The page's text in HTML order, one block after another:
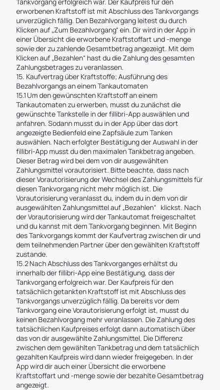
erworbenen Kraftstoff ist mit Abschluss des Tankvorgangs
unverzüglich fällig. Den Bezahlvorgang leitest du durch
Klicken auf „Zum Bezahlvorgang“ ein. Dir wird in der App in
einer Übersicht die erworbene Kraftstoffart und -menge
sowie der zu zahlende Gesamtbetrag angezeigt. Mit dem
Klicken auf „Bezahlen“ hast du die Zahlung des gesamten
Zahlungsbetrages zu veranlassen.
15. Kaufvertrag über Kraftstoffe; Ausführung des
Bezahlvorgangs an einem Tankautomaten
15.1 Um den gewünschten Kraftstoff an einem
Tankautomaten zu erwerben, musst du zunächst die
gewünschte Tankstelle in der fillibri-App auswählen und
anfahren. Sodann musst du in der App über das dort
angezeigte Bedienfeld eine Zapfsäule zum Tanken
auswählen. Nach erfolgter Bestätigung der Auswahl in der
fillibri-App musst du den maximalen Tankbetrag angeben.
Dieser Betrag wird bei dem von dir ausgewählten
Zahlungsmittel vorautorisiert. Bitte beachte, dass nach
dieser Vorautorisierung der Wechsel des Zahlungsmittels für
diesen Tankvorgang nicht mehr möglich ist. Die
Vorautorisierung veranlasst du, indem du in dem von dir
ausgewählten Zahlungsmittel auf „Bezahlen“ klickst. Nach
der Vorautorisierung wird der Tankautomat freigeschaltet
und du kannst mit dem Tankvorgang beginnen. Mit Beginn
des Tankvorgangs kommt der Kaufvertrag zwischen dir und
dem teilnehmenden Partner über den gewählten Kraftstoff
zustande.
15.2 Nach Abschluss des Tankvorganges erhältst du
innerhalb der fillibri-App eine Bestätigung, dass der
Tankvorgang erfolgreich war. Der Kaufpreis für den
tatsächlich getankten Kraftstoff ist mit Abschluss des
Tankvorgangs unverzüglich fällig. Da bereits vor dem
Tankvorgang eine Vorautorisierung erfolgt ist, musst du
keinen Bezahlvorgang mehr veranlassen. Die Zahlung des
tatsächlichen Kaufpreises erfolgt dann automatisch über
das von dir ausgewählte Zahlungsmittel. Die Differenz
zwischen dem gewählten Tankbetrag und dem tatsächlich
gezahlten Kaufpreis wird dann wieder freigegeben. In der
App wird dir auch einer Übersicht die erworbene
Kraftstoffart und -menge sowie der bezahlte Gesamtbetrag
angezeigt.